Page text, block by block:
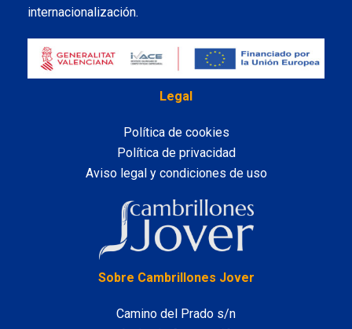
internacionalización.
Legal
Política de cookies
Política de privacidad
Aviso legal y condiciones de uso
Sobre Cambrillones Jover
Camino del Prado s/n
LinkedIn